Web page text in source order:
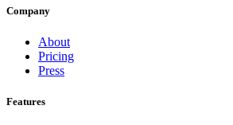
Company
About
Pricing
Press
Features